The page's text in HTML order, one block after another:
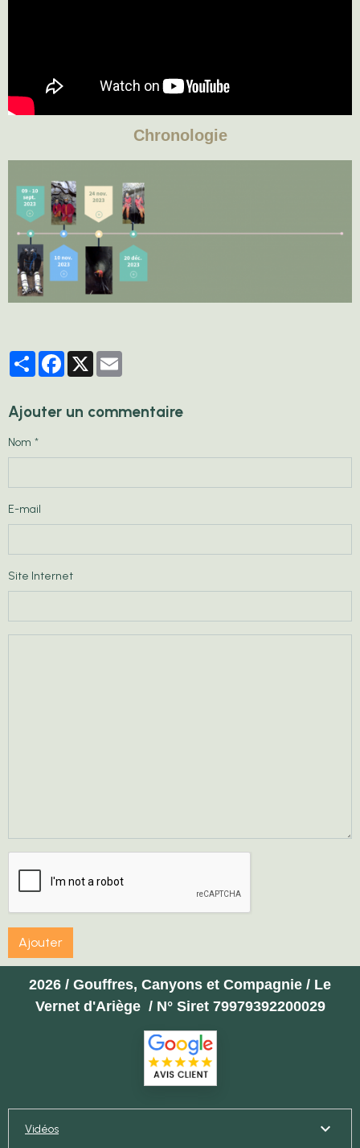
Chronologie
PartagerFacebook
X
Ajouter un commentaire
Nom
E-mail
Site Internet
Ajouter
2026 / Gouffres, Canyons et Compagnie / Le
Vernet d'Ariège / N° Siret 79979392200029
Vidéos